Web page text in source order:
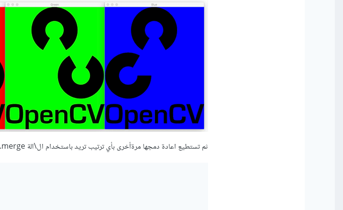
ثم تستطيع اعادة دمجها مرةأخرى بأي ترتيب تريد باستخدام ال\الة cv2.merge هكذا: